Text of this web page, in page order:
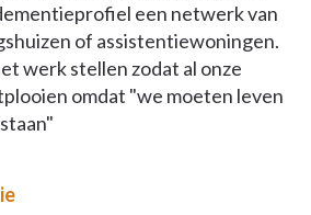
een netwerk van
of assistentiewoningen.
werk stellen zodat al onze
omdat "we moeten leven